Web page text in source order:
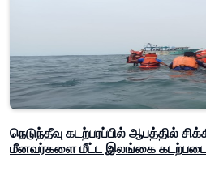
நெடுந்தீவு கடற்பரப்பில் ஆபத்தில்
மீனவர்களை மீட்ட இலங்கை